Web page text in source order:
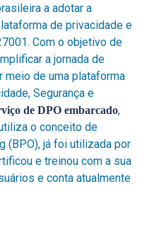
a adotar a
de privacidade e
Com o objetivo de
a jornada de
meio de uma plataforma
Segurança e
de DPO embarcado,
o conceito de
(BPO), já foi utilizada por
e treinou com a sua
e conta atualmente